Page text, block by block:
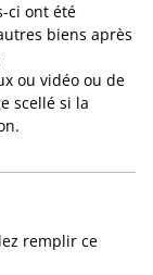
ci ont été
biens après
ou vidéo ou de
scellé si la
remplir ce